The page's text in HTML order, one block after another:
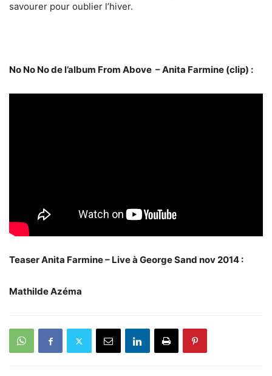
savourer pour oublier l’hiver.
No No No de l’album From Above – Anita Farmine (clip) :
Teaser Anita Farmine – Live à George Sand nov 2014 :
Mathilde Azéma